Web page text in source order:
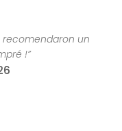
recomendaron un
!”